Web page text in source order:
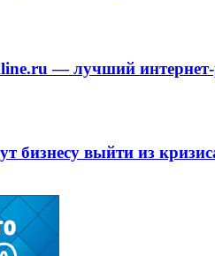
— лучший
бизнесу выйти из